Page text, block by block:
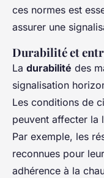
ces normes est
assurer une
Durabilité et
La durabilité des
signalisation
Les conditions de
peuvent affecter la
Par exemple, les
reconnues pour
adhérence à la